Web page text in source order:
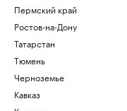
Пермский край
Ростов-на-Дону
Татарстан
Тюмень
Черноземье
Кавказ